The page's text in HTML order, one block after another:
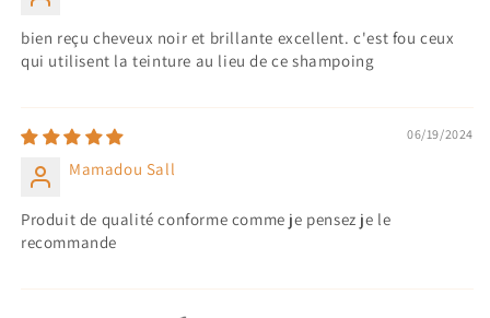
bien reçu cheveux noir et brillante excellent. c'est fou ceux
qui utilisent la teinture au lieu de ce shampoing
06/19/2024
Mamadou Sall
Produit de qualité conforme comme je pensez je le
recommande